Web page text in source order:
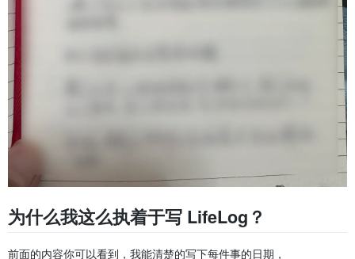
为什么我这么执着于写 LifeLog？
前面的内容你可以看到，我能清楚的写下每件事的日期，